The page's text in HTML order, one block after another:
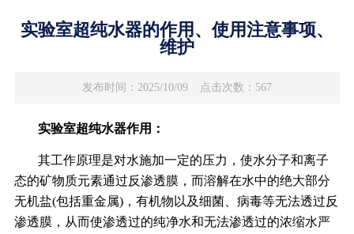
实验室超纯水器的作用、使用注意事项、
维护
发布时间：2025/10/09 点击次数：567
实验室超纯水器作用：
其工作原理是对水施加一定的压力，使水分子和离子
态的矿物质元素通过反渗透膜，而溶解在水中的绝大部分
无机盐(包括重金属)，有机物以及细菌、病毒等无法透过反
渗透膜，从而使渗透过的纯净水和无法渗透过的浓缩水严